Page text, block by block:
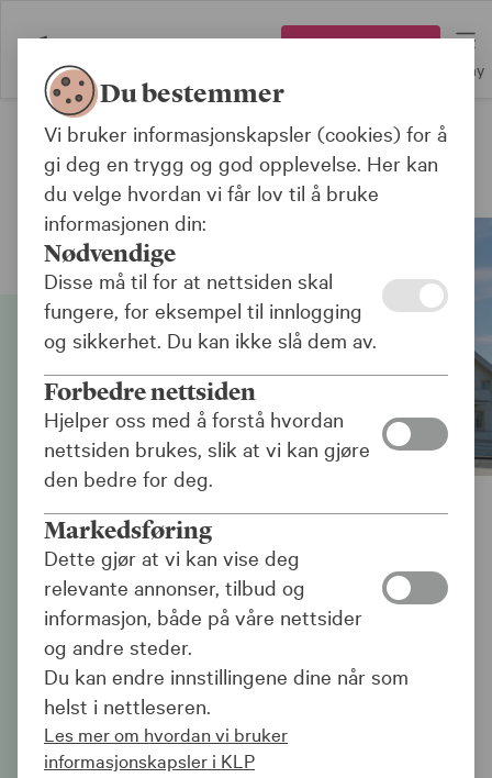
Meny
Forsiden
Siden inneholder markedsføring
Det skal lønne seg å
jobbe for fellesskapet
Du som jobber i det offentlige, har
økonomisk trygghet for fremtiden med en
av landets beste pensjonsordninger.
Men, livet skal også leves nå. Derfor får
Du bestemmer
Vi bruker informasjonskapsler (cookies) for å
gi deg en trygg og god opplevelse. Her kan
du velge hvordan vi får lov til å bruke
informasjonen din:
Nødvendige
Disse må til for at nettsiden skal
fungere, for eksempel til innlogging
og sikkerhet. Du kan ikke slå dem av.
Forbedre nettsiden
Hjelper oss med å forstå hvordan
nettsiden brukes, slik at vi kan gjøre
den bedre for deg.
Markedsføring
Dette gjør at vi kan vise deg
relevante annonser, tilbud og
informasjon, både på våre nettsider
og andre steder.
Du kan endre innstillingene dine når som
helst i nettleseren.
Les mer om hvordan vi bruker
informasjonskapsler i KLP